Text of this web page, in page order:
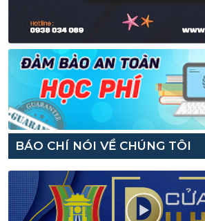
BÁO CHÍ NÓI VỀ CHÚNG TÔI